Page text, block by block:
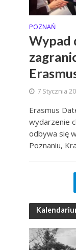
POZNAŃ
Wypad
7 Stycznia
Erasmus
wydarzenie
odbywa się
Poznaniu,